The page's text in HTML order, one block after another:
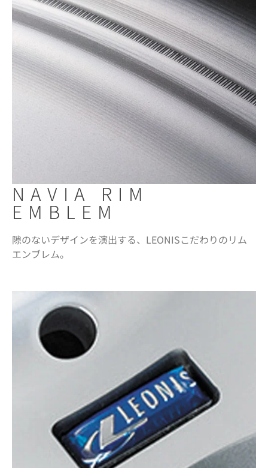
NAVIA RIM
EMBLEM
隙のないデザインを演出する、LEONISこだわりのリム
エンブレム。